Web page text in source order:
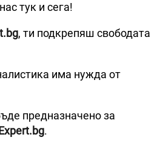
тук и сега!
, ти подкрепяш свободата
има нужда от
предназначено за
.